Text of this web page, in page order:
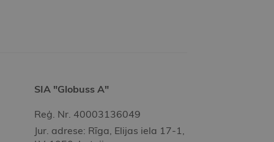
SIA "Globuss A"
Reģ. Nr. 40003136049
Jur. adrese: Rīga, Elijas iela 17-1,